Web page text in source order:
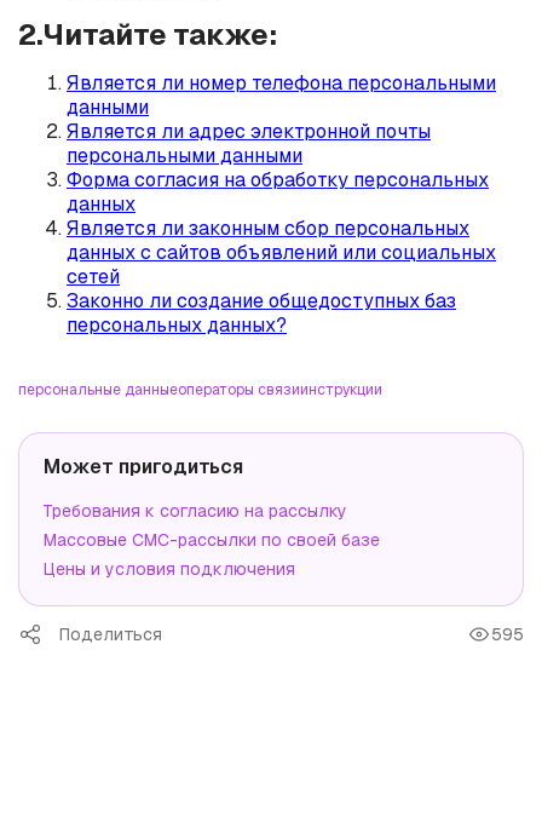
2.Читайте также:
Является ли номер телефона персональными
данными
Является ли адрес электронной почты
персональными данными
Форма согласия на обработку персональных
данных
Является ли законным сбор персональных
данных с сайтов объявлений или социальных
сетей
Законно ли создание общедоступных баз
персональных данных?
персональные данныеоператоры связиинструкции
Может пригодиться
Требования к согласию на рассылку
Массовые СМС-рассылки по своей базе
Цены и условия подключения
Поделиться 595